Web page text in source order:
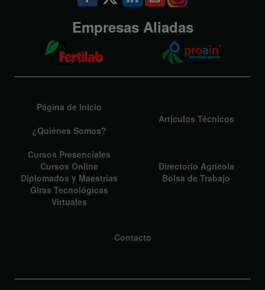
Empresas Aliadas
Página de Inicio
¿Quiénes Somos?
Artículos Técnicos
Cursos Presenciales
Cursos Online
Diplomados y Maestrías
Giras Tecnológicas
Virtuales
Directorio Agrícola
Bolsa de Trabajo
Contacto